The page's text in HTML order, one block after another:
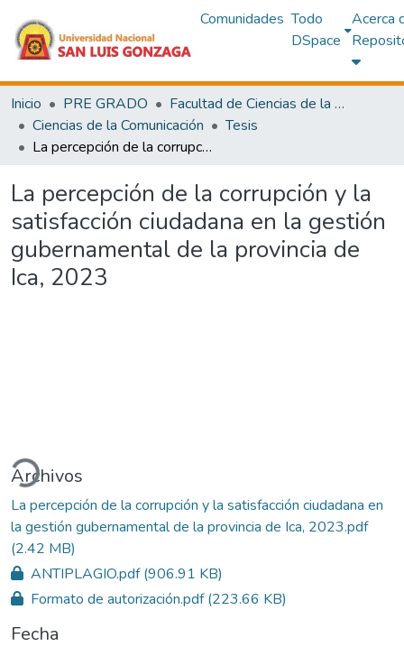
Comunidades Todo
DSpace
Acerca
Inicio PRE GRADO
Facultad de Ciencias de la Comunicación,Turismo y Arqueología
Ciencias de la Comunicación
Tesis
La percepción de la corrupción y la satisfacción ciudadana en la gestión gubernamental de la provincia de Ica, 2023
La percepción de la corrupción y la
satisfacción ciudadana en la gestión
gubernamental de la provincia de
Ica, 2023
Cargando...
Archivos
La percepción de la corrupción y la satisfacción ciudadana en
la gestión gubernamental de la provincia de Ica, 2023.pdf
(2.42 MB)
ANTIPLAGIO.pdf(906.91 KB)
Formato de autorización.pdf(223.66 KB)
Fecha